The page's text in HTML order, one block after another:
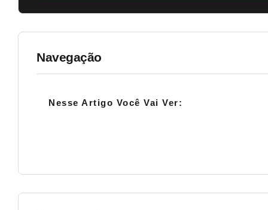
Navegação
Nesse Artigo Você Vai Ver: